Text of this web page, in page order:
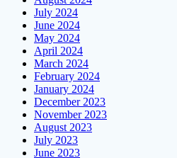
July 2024
June 2024
May 2024
April 2024
March 2024
February 2024
January 2024
December 2023
November 2023
August 2023
July 2023
June 2023